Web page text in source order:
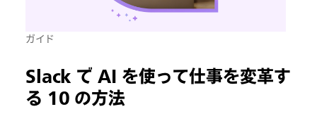
ガイド
Slack で AI を使って仕事を変革す
る 10 の方法